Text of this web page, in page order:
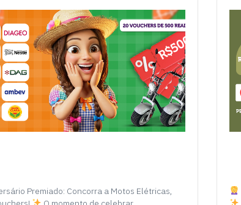
Premiado: Concorra a Motos Elétricas,